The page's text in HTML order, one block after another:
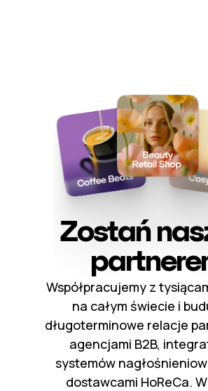
Zostań
Współpracujemy z
na całym świecie i
długoterminowe relacje
agencjami B2B,
systemów
dostawcami HoReCa.